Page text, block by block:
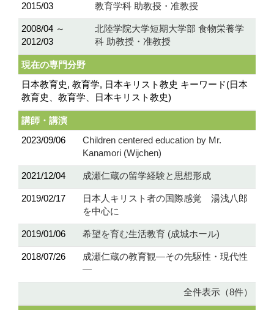
2015/03
教育学科 助教授・准教授
2008/04 ～
2012/03
北陸学院大学短期大学部 食物栄養学
科 助教授・准教授
現在の専門分野
日本教育史, 教育学, 日本キリスト教史 キーワード(日本
教育史、教育学、日本キリスト教史)
講師・講演
2023/09/06
Children centered education by Mr.
Kanamori (Wijchen)
2021/12/04 成瀬仁蔵の留学経験と思想形成
2019/02/17
日本人キリスト者の国際感覚 湯浅八郎
を中心に
2019/01/06 希望を育む生活教育 (成城ホール)
2018/07/26
成瀬仁蔵の教育観―その先駆性・現代性
―
全件表示（8件）